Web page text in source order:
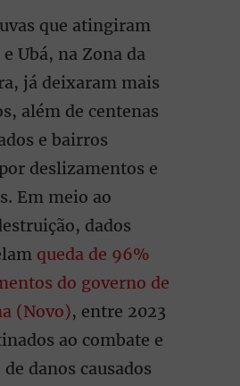
que atingiram
Ubá, na Zona da
já deixaram mais
além de centenas
e bairros
deslizamentos e
Em meio ao
dados
queda de 96%
do governo de
(Novo), entre 2023
ao combate e
danos causados